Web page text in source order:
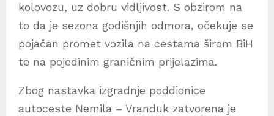
kolovozu, uz dobru vidljivost. S obzirom na
to da je sezona godišnjih odmora, očekuje se
pojačan promet vozila na cestama širom BiH
te na pojedinim graničnim prijelazima.
Zbog nastavka izgradnje poddionice
autoceste Nemila – Vranduk zatvorena je